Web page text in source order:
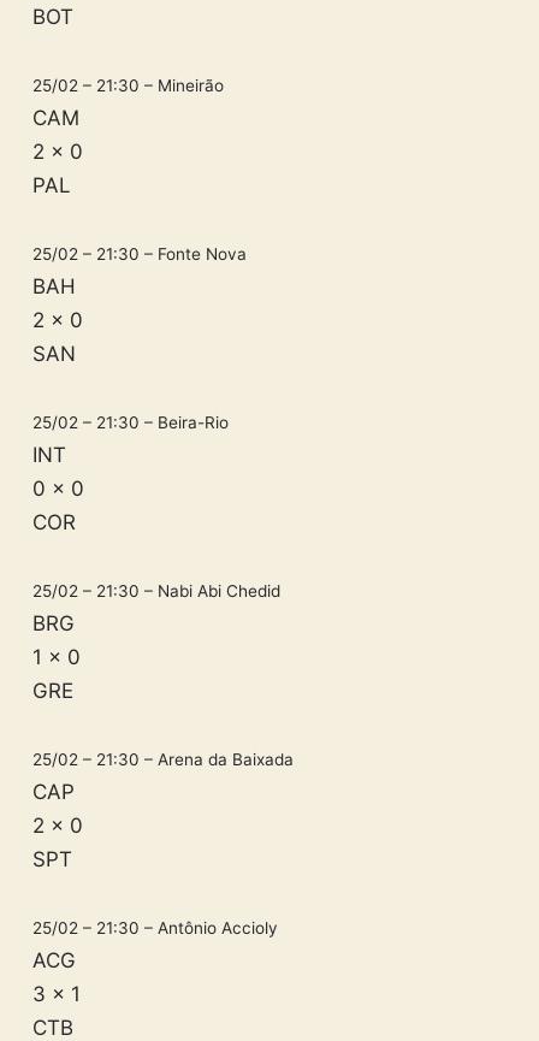
BOT
25/02 – 21:30 – Mineirão
CAM
2 x 0
PAL
25/02 – 21:30 – Fonte Nova
BAH
2 x 0
SAN
25/02 – 21:30 – Beira-Rio
INT
0 x 0
COR
25/02 – 21:30 – Nabi Abi Chedid
BRG
1 x 0
GRE
25/02 – 21:30 – Arena da Baixada
CAP
2 x 0
SPT
25/02 – 21:30 – Antônio Accioly
ACG
3 x 1
CTB